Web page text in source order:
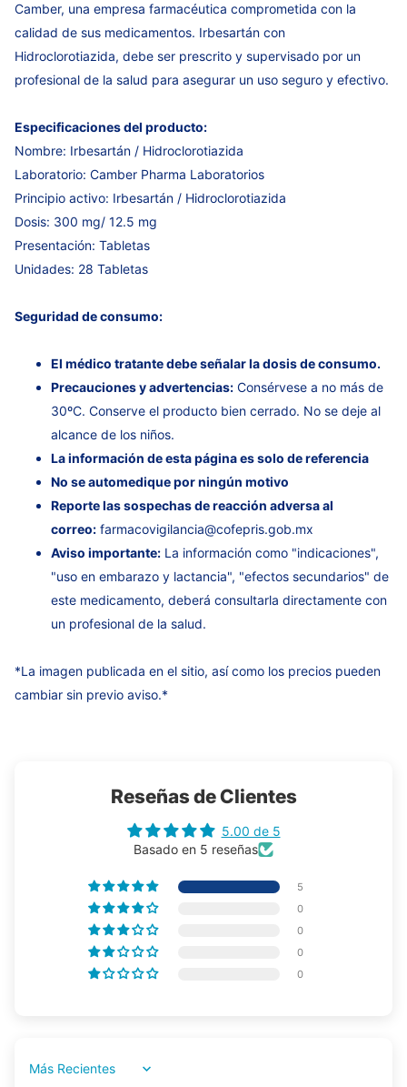
Camber, una empresa farmacéutica comprometida con la
calidad de sus medicamentos. Irbesartán con
Hidroclorotiazida, debe ser prescrito y supervisado por un
profesional de la salud para asegurar un uso seguro y efectivo.
Especificaciones del producto:
Nombre: Irbesartán / Hidroclorotiazida
Laboratorio: Camber Pharma Laboratorios
Principio activo: Irbesartán / Hidroclorotiazida
Dosis: 300 mg/ 12.5 mg
Presentación: Tabletas
Unidades: 28 Tabletas
Seguridad de consumo:
El médico tratante debe señalar la dosis de consumo.
Precauciones y advertencias: Consérvese a no más de
30ºC. Conserve el producto bien cerrado. No se deje al
alcance de los niños.
La información de esta página es solo de referencia
No se automedique por ningún motivo
Reporte las sospechas de reacción adversa al
correo: farmacovigilancia@cofepris.gob.mx
Aviso importante: La información como "indicaciones",
"uso en embarazo y lactancia", "efectos secundarios" de
este medicamento, deberá consultarla directamente con
un profesional de la salud.
*La imagen publicada en el sitio, así como los precios pueden
cambiar sin previo aviso.*
Reseñas de Clientes
5.00 de 5
Basado en 5 reseñas
5
0
0
0
0
Sort by